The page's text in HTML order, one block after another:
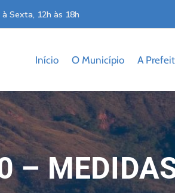
Sexta, 12h às 18h
Início O Município A
–